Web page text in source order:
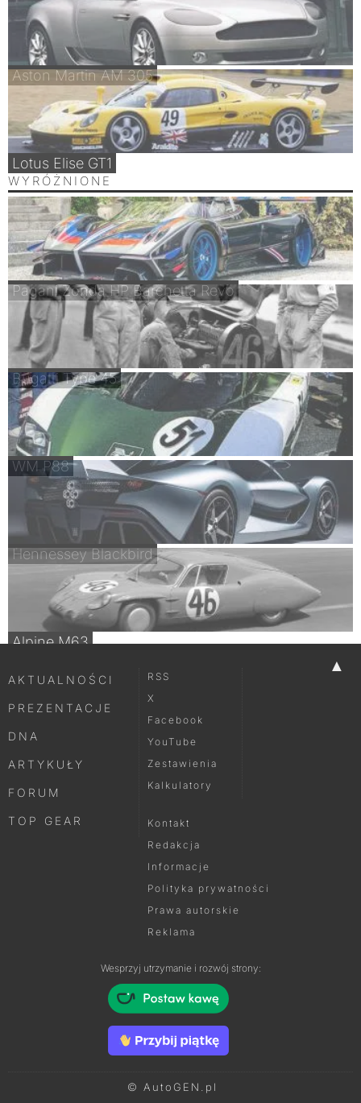
Aston Martin AM 305
Lotus Elise GT1
WYRÓŻNIONE
Pagani Zonda HP Barchetta Revo
Bugatti Type 45
WM P88
Hennessey Blackbird
Alpine M63
▲
AKTUALNOŚCI
PREZENTACJE
DNA
ARTYKUŁY
FORUM
TOP GEAR
RSS
X
Facebook
YouTube
Zestawienia
Kalkulatory
Kontakt
Redakcja
Informacje
Polityka prywatności
Prawa autorskie
Reklama
Wesprzyj utrzymanie i rozwój strony:
© AutoGEN.pl